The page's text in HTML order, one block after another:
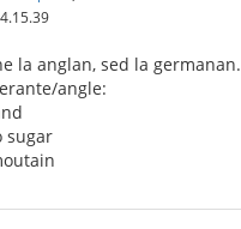
la anglan, sed la germanan.
angle:
sugar